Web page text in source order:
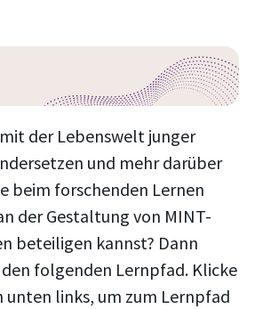
der Lebenswelt junger
und mehr darüber
beim forschenden Lernen
der Gestaltung von MINT-
beteiligen kannst? Dann
folgenden Lernpfad. Klicke
links, um zum Lernpfad